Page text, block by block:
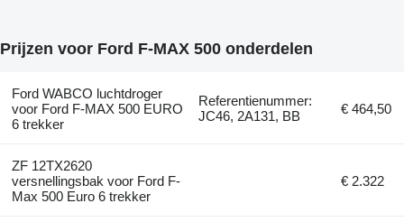
Prijzen voor Ford F-MAX 500 onderdelen
Ford WABCO luchtdroger
voor Ford F-MAX 500 EURO
6 trekker
Referentienummer:
JC46, 2A131, BB
€ 464,50
ZF 12TX2620
versnellingsbak voor Ford F-
Max 500 Euro 6 trekker
€ 2.322